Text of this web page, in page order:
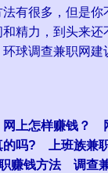
有很多，但是
精力，到头来
球调查兼职网
网上怎样赚钱？
的吗?
上班族兼
赚钱方法
调查